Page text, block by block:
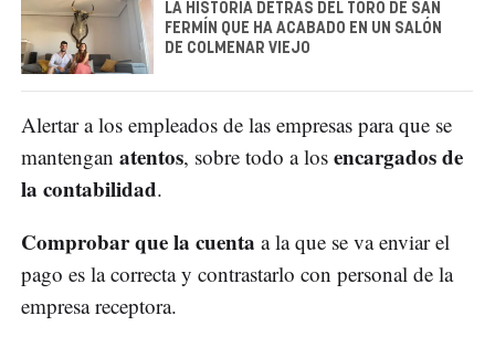
LA HISTORIA DETRÁS DEL TORO DE SAN
FERMÍN QUE HA ACABADO EN UN SALÓN
DE COLMENAR VIEJO
Alertar a los empleados de las empresas para que se
mantengan atentos, sobre todo a los encargados de
la contabilidad.
Comprobar que la cuenta a la que se va enviar el
pago es la correcta y contrastarlo con personal de la
empresa receptora.